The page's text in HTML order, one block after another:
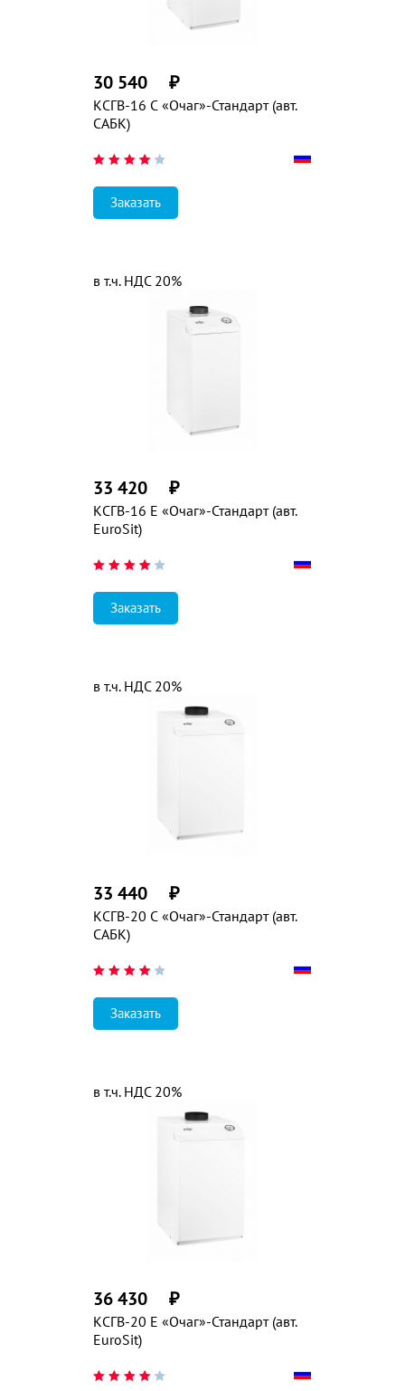
КСГВ-16 С «Очаг»-Стандарт (авт.
САБК)
30 540 ₽
Заказать
КСГВ-16 Е «Очаг»-Стандарт (авт.
EuroSit)
33 420 ₽
в т.ч. НДС 20%
Заказать
КСГВ-20 С «Очаг»-Стандарт (авт.
САБК)
33 440 ₽
в т.ч. НДС 20%
Заказать
КСГВ-20 E «Очаг»-Стандарт (авт.
EuroSit)
36 430 ₽
в т.ч. НДС 20%